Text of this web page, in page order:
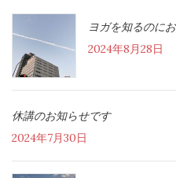
ヨガを知るのに
2024年8月28日
休講のお知らせです
2024年7月30日